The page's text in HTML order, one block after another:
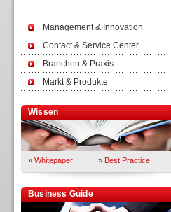
Management & Innovation
Contact & Service Center
Branchen & Praxis
Markt & Produkte
Wissen
» Whitepaper » Best Practice
Business Guide